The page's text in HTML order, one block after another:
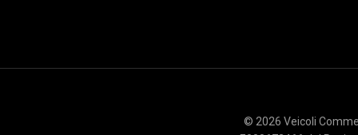
© 2026 Veicoli